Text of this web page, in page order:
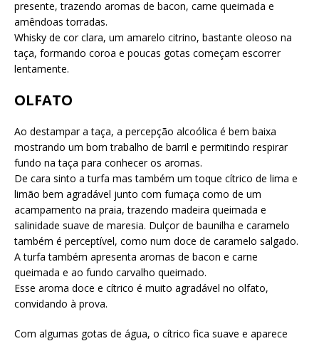
presente, trazendo aromas de bacon, carne queimada e
amêndoas torradas.
Whisky de cor clara, um amarelo citrino, bastante oleoso na
taça, formando coroa e poucas gotas começam escorrer
lentamente.
OLFATO
Ao destampar a taça, a percepção alcoólica é bem baixa
mostrando um bom trabalho de barril e permitindo respirar
fundo na taça para conhecer os aromas.
De cara sinto a turfa mas também um toque cítrico de lima e
limão bem agradável junto com fumaça como de um
acampamento na praia, trazendo madeira queimada e
salinidade suave de maresia. Dulçor de baunilha e caramelo
também é perceptível, como num doce de caramelo salgado.
A turfa também apresenta aromas de bacon e carne
queimada e ao fundo carvalho queimado.
Esse aroma doce e cítrico é muito agradável no olfato,
convidando à prova.
Com algumas gotas de água, o cítrico fica suave e aparece